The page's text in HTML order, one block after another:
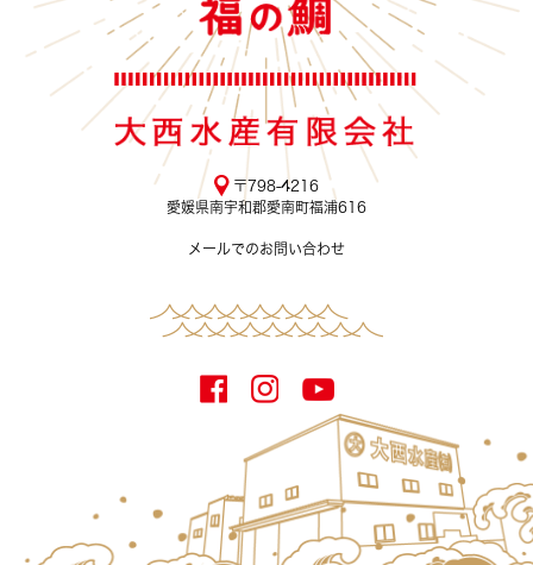
〒798-4216
愛媛県南宇和郡愛南町福浦616
メールでのお問い合わせ